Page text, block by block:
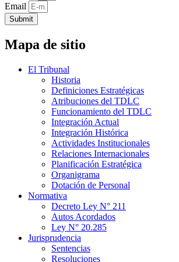
Email
Submit
Mapa de sitio
El Tribunal
Historia
Definiciones Estratégicas
Atribuciones del TDLC
Funcionamiento del TDLC
Integración Actual
Integración Histórica
Actividades Institucionales
Relaciones Internacionales
Planificación Estratégica
Organigrama
Dotación de Personal
Normativa
Decreto Ley N° 211
Autos Acordados
Ley N° 20.285
Jurisprudencia
Sentencias
Resoluciones